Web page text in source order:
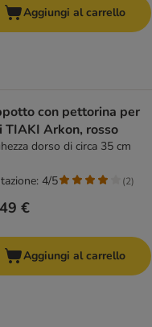
Aggiungi al carrello
con pettorina per
TIAKI Arkon, rosso
dorso di circa 35 cm
€
4/5 (2)
Aggiungi al carrello